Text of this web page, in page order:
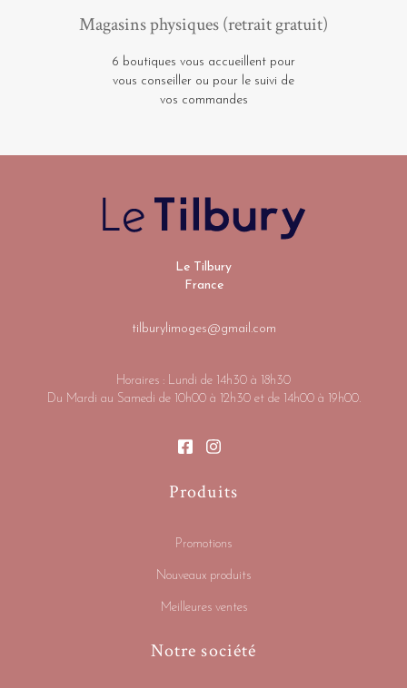
Magasins physiques (retrait gratuit)
6 boutiques vous accueillent pour
vous conseiller ou pour le suivi de
vos commandes
Le Tilbury
France
tilburylimoges@gmail.com
Horaires : Lundi de 14h30 à 18h30
Du Mardi au Samedi de 10h00 à 12h30 et de 14h00 à 19h00.
Produits
Promotions
Nouveaux produits
Meilleures ventes
Notre société